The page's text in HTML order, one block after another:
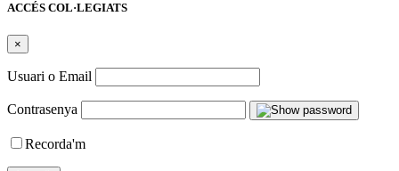
ACCÉS COL·LEGIATS
×
Usuari o Email
Contrasenya
Recorda'm